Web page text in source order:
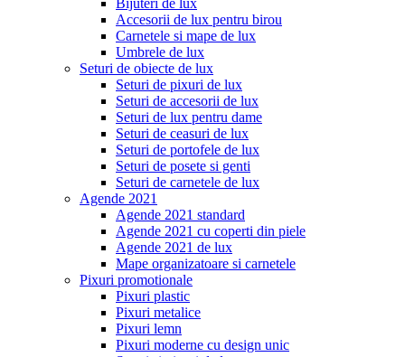
Accesorii de lux pentru birou
Carnetele si mape de lux
Umbrele de lux
Seturi de obiecte de lux
Seturi de pixuri de lux
Seturi de accesorii de lux
Seturi de lux pentru dame
Seturi de ceasuri de lux
Seturi de portofele de lux
Seturi de posete si genti
Seturi de carnetele de lux
Agende 2021
Agende 2021 standard
Agende 2021 cu coperti din piele
Agende 2021 de lux
Mape organizatoare si carnetele
Pixuri promotionale
Pixuri plastic
Pixuri metalice
Pixuri lemn
Pixuri moderne cu design unic